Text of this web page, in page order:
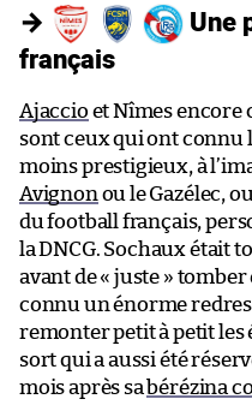
→
Une
français
Ajaccio et Nîmes encore
sont ceux qui ont connu
moins prestigieux, à
Avignon ou le Gazélec,
du football français,
la DNCG. Sochaux était
avant de « juste »
connu un énorme
remonter petit à petit les
sort qui a aussi été
mois après sabérézina